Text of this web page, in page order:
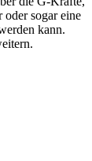
oder sogar eine
kann.